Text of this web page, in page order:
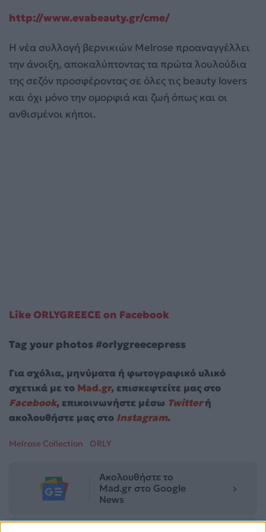
http://www.evabeauty.gr/cme/
Η νέα συλλογή βερνικιών Melrose προαναγγέλλει
την άνοιξη, αποκαλύπτοντας τα πρώτα λουλούδια
της σεζόν προσφέροντας σε όλες τις beauty lovers
και όχι μόνο την ομορφιά και ζωή όπως και οι
ανθισμένοι κήποι.
Like ORLYGREECE on Facebook
Tag your photos #orlygreecepress
Για σχόλια, μηνύματα ή φωτογραφικό υλικό
σχετικά με το Mad.gr, επισκεφτείτε μας στο
Facebook, επικοινωνήστε μέσω Twitterή
ακολουθήστε μας στο Instagram.
Melrose Collection ORLY
Ακολουθήστε το
Mad.gr στο Google
News